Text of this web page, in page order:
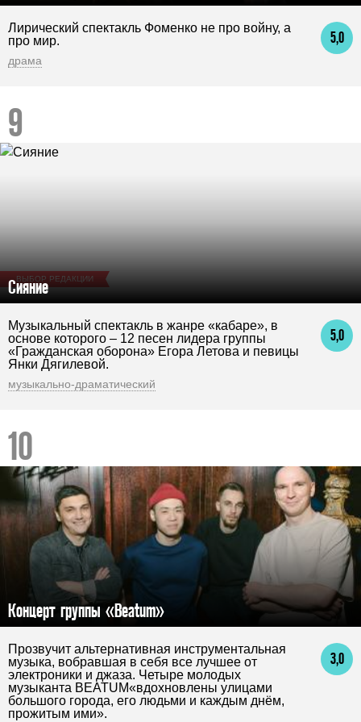
5,0
Лирический спектакль Фоменко не про войну, а
про мир.
драма
ВЫБОР РЕДАКЦИИ
Сияние
5,0
Музыкальный спектакль в жанре «кабаре», в
основе которого – 12 песен лидера группы
«Гражданская оборона» Егора Летова и певицы
Янки Дягилевой.
музыкально-драматический
Концерт группы «Beatum»
3,0
Прозвучит альтернативная инструментальная
музыка, вобравшая в себя все лучшее от
электроники и джаза. Четыре молодых
музыканта BEATUM«вдохновлены улицами
большого города, его людьми и каждым днём,
прожитым ими».